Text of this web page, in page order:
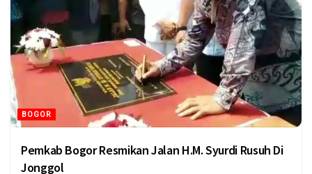
BOGOR
Pemkab Bogor Resmikan Jalan H.M. Syurdi Rusuh Di
Jonggol